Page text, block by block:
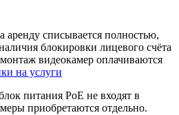
аренду списывается полностью,
блокировки лицевого счёта
видеокамер оплачиваются
на услуги
питания PoE не входят в
приобретаются отдельно.